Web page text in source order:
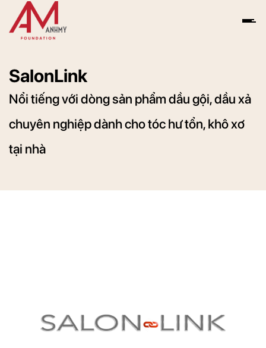
content
SalonLink
Nổi tiếng với dòng sản phẩm dầu gội, dầu xả
chuyên nghiệp dành cho tóc hư tổn, khô xơ
tại nhà